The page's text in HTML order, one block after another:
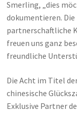
Smerling, „dies
dokumentieren.
partnerschaftliche
freuen uns ganz
freundliche
Die Acht im Titel
chinesische
Exklusive Partner